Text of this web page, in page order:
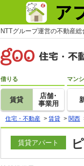
NTTグループ運営の不動産
借りる
賃貸
店舗･
事業用
マン
住宅・不動産 > 賃貸 > 関西
賃貸アパート